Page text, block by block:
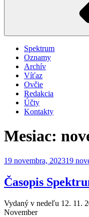
Spektrum
Oznamy
Archív
Víťaz
Ovčie
Redakcia
Účty
Kontakty
Mesiac:
Publikované
19 novembra, 202319
Časopis
Vydaný v nedeľu 12. 11.
November